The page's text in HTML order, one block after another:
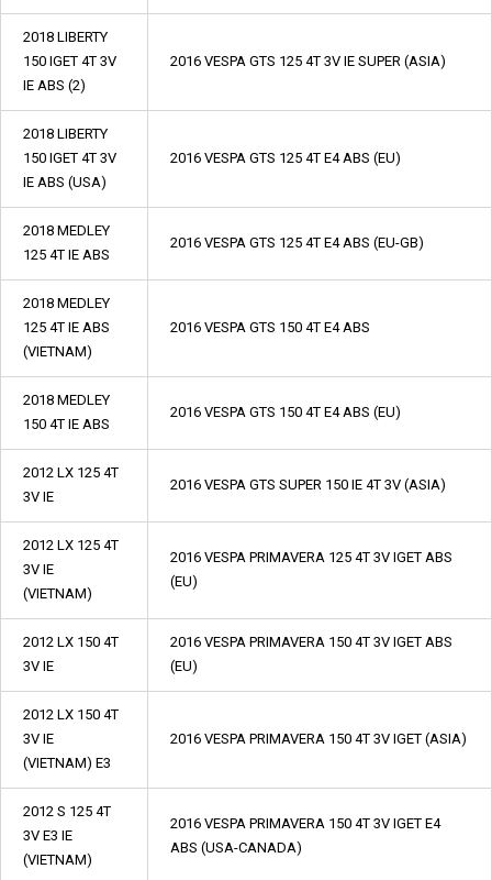
2018 LIBERTY
150 IGET 4T 3V
IE ABS (2)
2016 VESPA GTS 125 4T 3V IE SUPER (ASIA)
2018 LIBERTY
150 IGET 4T 3V
IE ABS (USA)
2016 VESPA GTS 125 4T E4 ABS (EU)
2018 MEDLEY
125 4T IE ABS
2016 VESPA GTS 125 4T E4 ABS (EU-GB)
2018 MEDLEY
125 4T IE ABS
(VIETNAM)
2016 VESPA GTS 150 4T E4 ABS
2018 MEDLEY
150 4T IE ABS
2016 VESPA GTS 150 4T E4 ABS (EU)
2012 LX 125 4T
3V IE
2016 VESPA GTS SUPER 150 IE 4T 3V (ASIA)
2012 LX 125 4T
3V IE
(VIETNAM)
2016 VESPA PRIMAVERA 125 4T 3V IGET ABS
(EU)
2012 LX 150 4T
3V IE
2016 VESPA PRIMAVERA 150 4T 3V IGET ABS
(EU)
2012 LX 150 4T
3V IE
(VIETNAM) E3
2016 VESPA PRIMAVERA 150 4T 3V IGET (ASIA)
2012 S 125 4T
3V E3 IE
(VIETNAM)
2016 VESPA PRIMAVERA 150 4T 3V IGET E4
ABS (USA-CANADA)